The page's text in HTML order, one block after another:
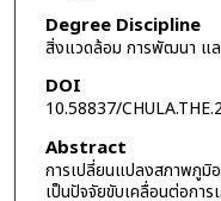
Degree Discipline
สิ่งแวดล้อม การพัฒนา แล
DOI
10.58837/
Abstract
การเปลี่ยนแปลงสภาพภูมิ
เป็นปัจจัยขับเคลื่อนต่อกา